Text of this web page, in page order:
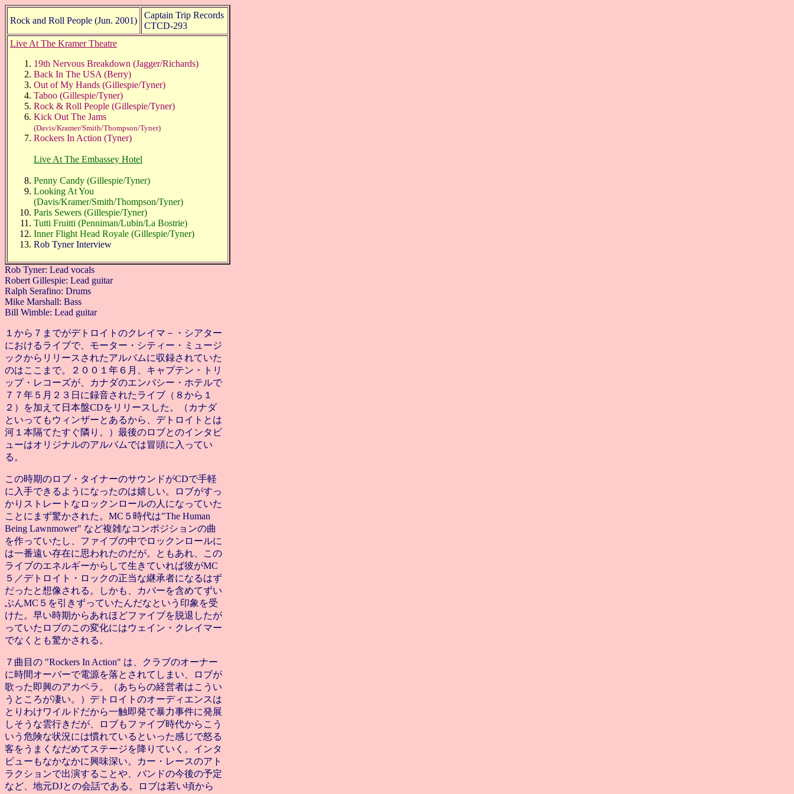
Rock and Roll People (Jun. 2001)
Captain Trip Records
CTCD-293
Live At The Kramer Theatre
19th Nervous Breakdown (Jagger/Richards)
Back In The USA (Berry)
Out of My Hands (Gillespie/Tyner)
Taboo (Gillespie/Tyner)
Rock & Roll People (Gillespie/Tyner)
Kick Out The Jams
(Davis/Kramer/Smith/Thompson/Tyner)
Rockers In Action (Tyner)
Live At The Embassey Hotel
Penny Candy (Gillespie/Tyner)
Looking At You
(Davis/Kramer/Smith/Thompson/Tyner)
Paris Sewers (Gillespie/Tyner)
Tutti Fruitti (Penniman/Lubin/La Bostrie)
Inner Flight Head Royale (Gillespie/Tyner)
Rob Tyner Interview
Rob Tyner: Lead vocals
Robert Gillespie: Lead guitar
Ralph Serafino: Drums
Mike Marshall: Bass
Bill Wimble: Lead guitar
１から７までがデトロイトのクレイマ－・シアター
におけるライブで、モーター・シティー・ミュージ
ックからリリースされたアルバムに収録されていた
のはここまで。
２００１年６月、キャプテン・トリ
ップ・レコーズが、カナダのエンバシー・ホテルで
７７年５月２３日に録音されたライブ（８から１
２）を加えて日本盤CDをリリースした。（カナダ
といってもウィンザーとあるから、デトロイトとは
河１本隔てたすぐ隣り。）最後のロブとのインタビ
ューはオリジナルのアルバムでは冒頭に入ってい
る。
この時期のロブ・タイナーのサウンドがCDで手軽
に入手できるようになったのは嬉しい。ロブがすっ
かりストレートなロックンロールの人になっていた
ことにまず驚かされた。MC５時代は"The Human
Being Lawnmower" など複雑なコンポジションの曲
を作っていたし、ファイブの中でロックンロールに
は一番遠い存在に思われたのだが。ともあれ、この
ライブのエネルギーからして生きていれば彼がMC
５／デトロイト・ロックの正当な継承者になるはず
だったと想像される。しかも、カバーを含めてずい
ぶんMC５を引きずっていたんだなという印象を受
けた。早い時期からあれほどファイブを脱退したが
っていたロブのこの変化にはウェイン・クレイマー
でなくとも驚かされる。
７曲目の "Rockers In Action" は、クラブのオーナー
に時間オーバーで電源を落とされてしまい、ロブが
歌った即興のアカペラ。（あちらの経営者はこうい
うところが凄い。）デトロイトのオーディエンスは
とりわけワイルドだから一触即発で暴力事件に発展
しそうな雲行きだが、ロブもファイブ時代からこう
いう危険な状況には慣れているといった感じで怒る
客をうまくなだめてステージを降りていく。インタ
ビューもなかなかに興味深い。カー・レースのアト
ラクションで出演することや、バンドの今後の予定
など、地元DJとの会話である。ロブは若い頃から